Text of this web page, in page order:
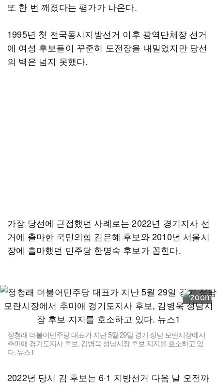
또 한 번 깨졌다는 평가가 나온다.
1995년 첫 전국동시지방선거 이후 광역단체장 선거
에 여성 후보들이 꾸준히 도전장을 내밀었지만 당선
의 벽은 넘지 못했다.
가장 당선에 근접했던 사례로는 2022년 경기지사 선
거에 출마한 국민의힘 김은혜 후보와 2010년 서울시
장에 출마했던 민주당 한명숙 후보가 꼽힌다.
정청래 더불어민주당 대표가 지난 5월 29일 경기 성남 모란시장에서
추미애 경기도지사 후보, 김병욱 성남시장 후보 지지를 호소하고 있
다. 뉴스1
2022년 당시 김 후보는 6·1 지방선거 다음 날 오전까